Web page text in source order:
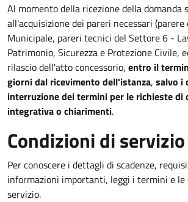
Al momento della ricezione della domanda
all'acquisizione dei pareri necessari (parere
Municipale, pareri tecnici del Settore 6 -
Patrimonio, Sicurezza e Protezione Civile,
rilascio dell'atto concessorio, entro il
giorni dal ricevimento dell'istanza, salvo i
interruzione dei termini per le richieste di
integrativa o chiarimenti.
Condizioni di servizio
Per conoscere i dettagli di scadenze,
informazioni importanti, leggi i termini e le
servizio.